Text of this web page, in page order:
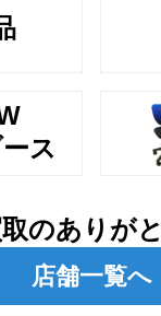
ス
のありが
店舗一覧へ